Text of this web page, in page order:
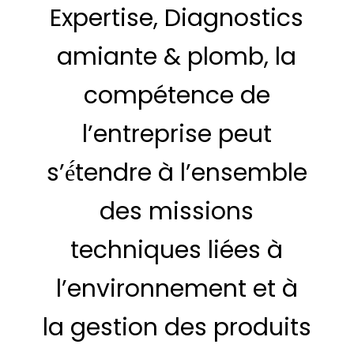
Expertise, Diagnostics
amiante & plomb, la
compétence de
l’entreprise peut
s’é́tendre à l’ensemble
des missions
techniques liées à
l’environnement et à
la gestion des produits